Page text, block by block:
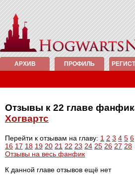
АРХИВ ПРОФИЛЬ
Отзывы к 22 главе
Хогвартс
Перейти к отзывам на главу: 1 2 3 4 5 6
16 17 18 19 20 21 22 23 24 25 26 27 28
Отзывы на весь фанфик
К данной главе отзывов ещё нет